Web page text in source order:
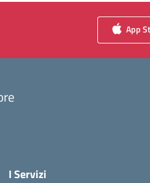
App
I Servizi